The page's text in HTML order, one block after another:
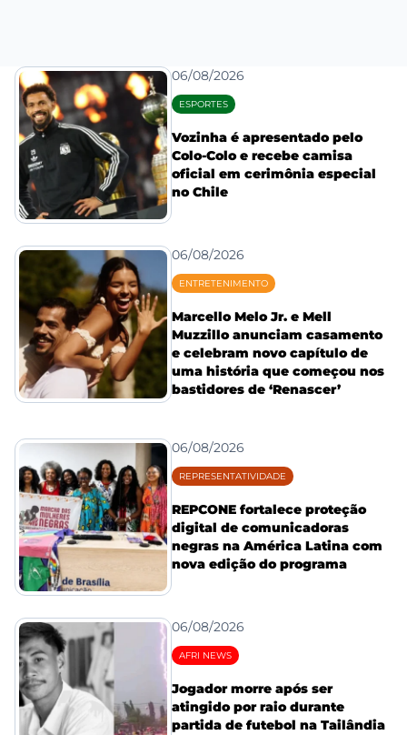
06/08/2026
ESPORTES
Vozinha é apresentado pelo
Colo-Colo e recebe camisa
oficial em cerimônia especial
no Chile
06/08/2026
ENTRETENIMENTO
Marcello Melo Jr. e Mell
Muzzillo anunciam casamento
e celebram novo capítulo de
uma história que começou nos
bastidores de ‘Renascer’
06/08/2026
REPRESENTATIVIDADE
REPCONE fortalece proteção
digital de comunicadoras
negras na América Latina com
nova edição do programa
06/08/2026
AFRI NEWS
Jogador morre após ser
atingido por raio durante
partida de futebol na Tailândia